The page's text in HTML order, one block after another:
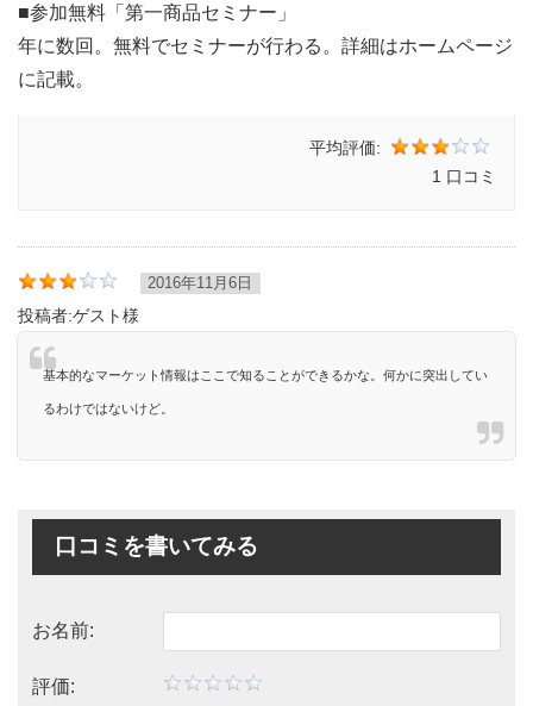
■参加無料「第一商品セミナー」
年に数回。無料でセミナーが行わる。詳細はホームページ
に記載。
平均評価:
1 口コミ
2016年11月6日
投稿者:ゲスト様
基本的なマーケット情報はここで知ることができるかな。何かに突出してい
るわけではないけど。
口コミを書いてみる
お名前:
評価: